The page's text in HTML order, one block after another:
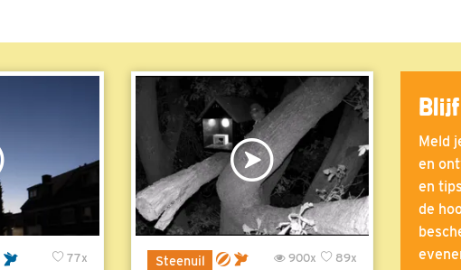
77x
Steenuil 89x
900x
Meld
en
en
de